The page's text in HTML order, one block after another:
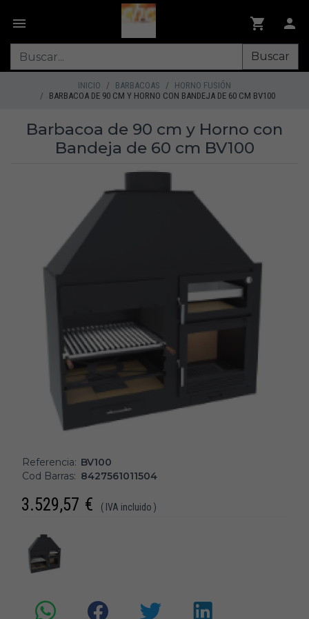
Buscar
INICIO BARBACOAS
HORNO FUSIÓN
BARBACOA DE 90 CM Y HORNO CON BANDEJA DE 60 CM BV100
Barbacoa de 90 cm y Horno con
Bandeja de 60 cm BV100
Referencia: BV100
Cod Barras: 8427561011504
3.529,57 € ( IVA incluido )